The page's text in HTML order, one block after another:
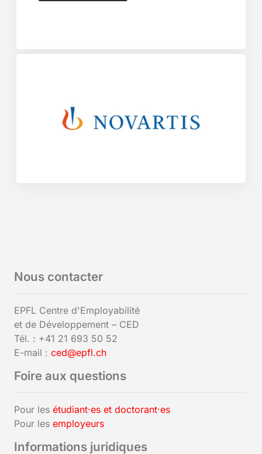
Nous contacter
EPFL Centre d'Employabilité
et de Développement – CED
Tél. : +41 21 693 50 52
E-mail : ced@epfl.ch
Foire aux questions
Pour les étudiant·es et doctorant·es
Pour les employeurs
Informations juridiques